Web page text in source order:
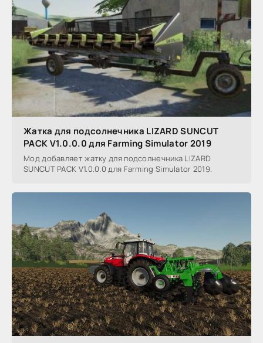
Жатка для подсолнечника LIZARD SUNCUT
PACK V1.0.0.0 для Farming Simulator 2019
Мод добавляет жатку для подсолнечника LIZARD
SUNCUT PACK V1.0.0.0 для Farming Simulator 2019.